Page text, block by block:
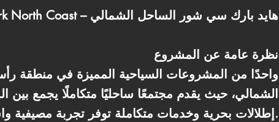
Seashore Hyde Park North Coast – هايد بارك سي شور الساحل الشمالي
نظرة عامة عن المشروع
الشمالي، حيث يقدم مجتمعًا ساحليًا متكاملًا يجمع بين
إطلالات بحرية وخدمات متكاملة توفر تجربة مصيفية واستثمارية راقية.